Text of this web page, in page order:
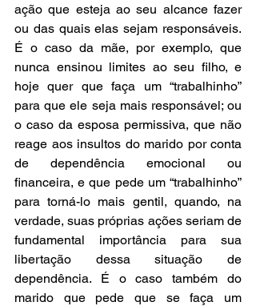
ação que esteja ao seu alcance fazer
ou das quais elas sejam responsáveis.
É o caso da mãe, por exemplo, que
nunca ensinou limites ao seu filho, e
hoje quer que faça um “trabalhinho”
para que ele seja mais responsável; ou
o caso da esposa permissiva, que não
reage aos insultos do marido por conta
de dependência emocional ou
financeira, e que pede um “trabalhinho”
para torná-lo mais gentil, quando, na
verdade, suas próprias ações seriam de
fundamental importância para sua
libertação dessa situação de
dependência. É o caso também do
marido que pede que se faça um